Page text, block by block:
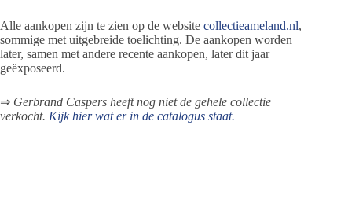
Alle aankopen zijn te zien op de website collectieameland.nl,
sommige met uitgebreide toelichting. De aankopen worden
later, samen met andere recente aankopen, later dit jaar
geëxposeerd.
⇒ Gerbrand Caspers heeft nog niet de gehele collectie
verkocht. Kijk hier wat er in de catalogus staat.